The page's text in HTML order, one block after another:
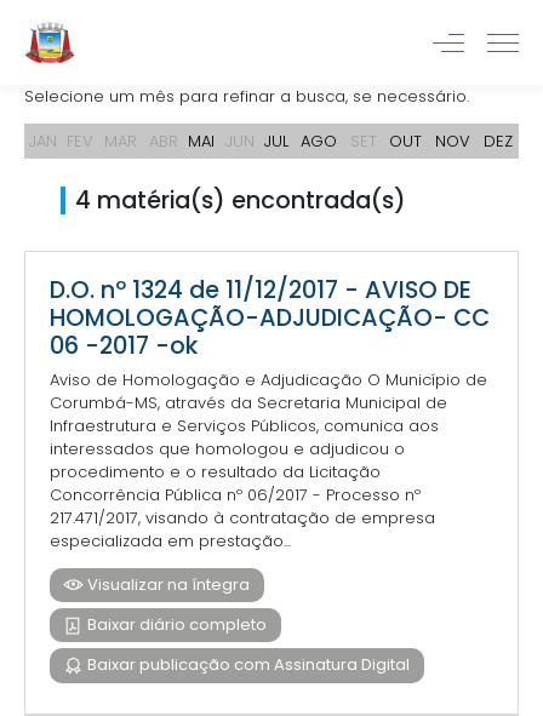
Selecione um mês para refinar a busca, se necessário.
JAN FEV MAR ABR MAI JUN JUL AGO SET OUT NOV DEZ
4 matéria(s) encontrada(s)
D.O. nº 1324 de 11/12/2017 - AVISO DE
HOMOLOGAÇÃO-ADJUDICAÇÃO- CC
06 -2017 -ok
Aviso de Homologação e Adjudicação O Município de
Corumbá-MS, através da Secretaria Municipal de
Infraestrutura e Serviços Públicos, comunica aos
interessados que homologou e adjudicou o
procedimento e o resultado da Licitação
Concorrência Pública nº 06/2017 - Processo nº
217.471/2017, visando à contratação de empresa
especializada em prestação...
Visualizar na íntegra
Baixar diário completo
Baixar publicação com Assinatura Digital